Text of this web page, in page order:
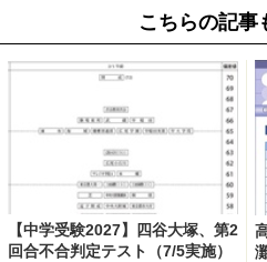
こちらの記事
【中学受験2027】四谷大塚、第2
回合不合判定テスト（7/5実施）